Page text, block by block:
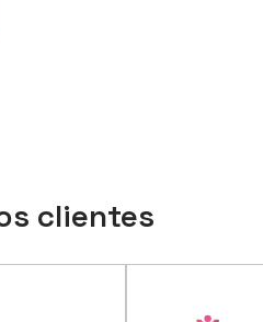
clientes